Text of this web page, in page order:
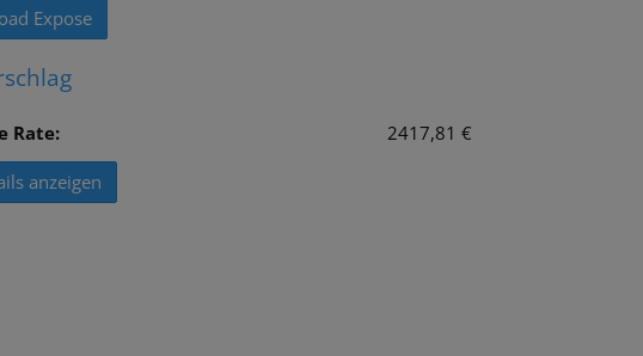
Expose
Rate: 2417,81 €
anzeigen